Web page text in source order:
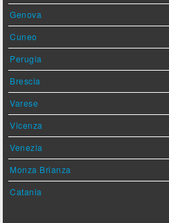
Genova
Cuneo
Perugia
Brescia
Varese
Vicenza
Venezia
Monza Brianza
Catania